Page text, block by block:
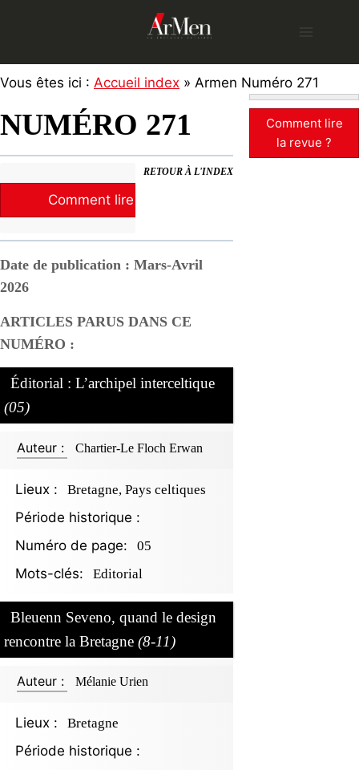
Vous êtes ici : Accueil index » Armen Numéro 271
NUMÉRO 271
RETOUR À L'INDEX
Comment lire la revue ?
Date de publication : Mars-Avril
2026
ARTICLES PARUS DANS CE
NUMÉRO :
Éditorial : L’archipel interceltique
(05)
Auteur : Chartier-Le Floch Erwan
Lieux : Bretagne, Pays celtiques
Période historique :
Numéro de page:
05
Mots-clés: Editorial
Bleuenn Seveno, quand le design
rencontre la Bretagne (8-11)
Auteur : Mélanie Urien
Lieux : Bretagne
Période historique :
Comment lire
la revue ?